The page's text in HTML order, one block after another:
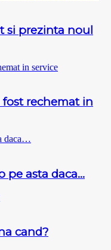
si prezinta noul
fost rechemat in
pe asta daca…
cand?